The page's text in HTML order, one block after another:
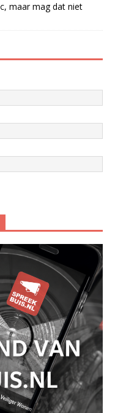
maar mag dat niet